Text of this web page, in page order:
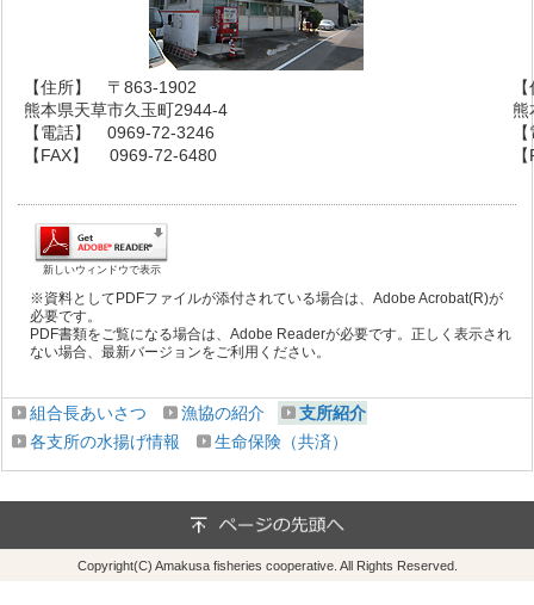
【住所】 〒863-1902
熊本県天草市久玉町2944-4
【電話】 0969-72-3246
【FAX】 0969-72-6480
熊
新しいウィンドウで表示
※資料としてPDFファイルが添付されている場合は、Adobe Acrobat(R)が
必要です。
PDF書類をご覧になる場合は、Adobe Readerが必要です。正しく表示され
ない場合、最新バージョンをご利用ください。
組合長あいさつ 漁協の紹介
支所紹介
各支所の水揚げ情報
生命保険（共済）
Copyright(C) Amakusa fisheries cooperative. All Rights Reserved.